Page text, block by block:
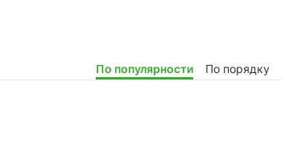
По порядку
По популярности